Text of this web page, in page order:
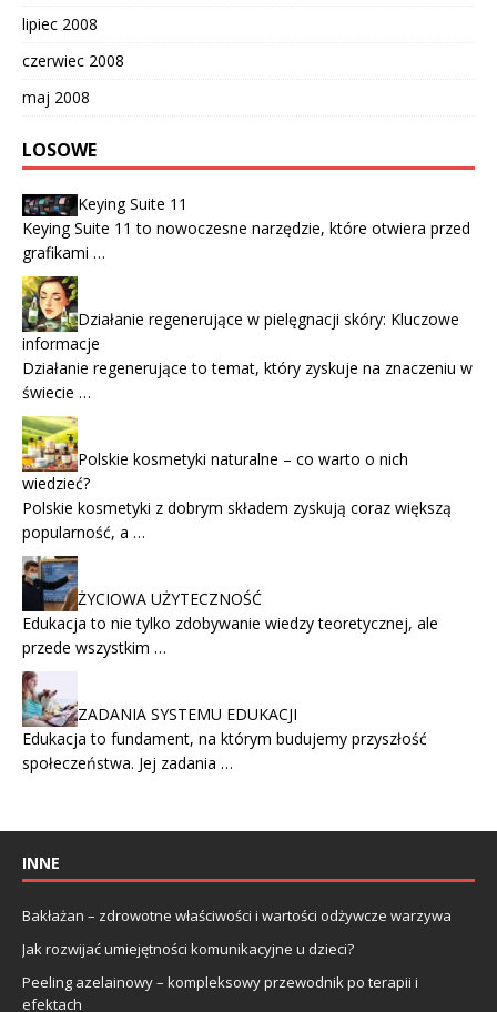
lipiec 2008
czerwiec 2008
maj 2008
LOSOWE
Keying Suite 11
Keying Suite 11 to nowoczesne narzędzie, które otwiera przed
grafikami …
Działanie regenerujące w pielęgnacji skóry: Kluczowe
informacje
Działanie regenerujące to temat, który zyskuje na znaczeniu w
świecie …
Polskie kosmetyki naturalne – co warto o nich
wiedzieć?
Polskie kosmetyki z dobrym składem zyskują coraz większą
popularność, a …
ŻYCIOWA UŻYTECZNOŚĆ
Edukacja to nie tylko zdobywanie wiedzy teoretycznej, ale
przede wszystkim …
ZADANIA SYSTEMU EDUKACJI
Edukacja to fundament, na którym budujemy przyszłość
społeczeństwa. Jej zadania …
INNE
Bakłażan – zdrowotne właściwości i wartości odżywcze warzywa
Jak rozwijać umiejętności komunikacyjne u dzieci?
Peeling azelainowy – kompleksowy przewodnik po terapii i
efektach